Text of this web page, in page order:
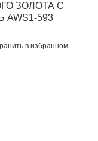
ЗОЛОТА С
593
в избранном